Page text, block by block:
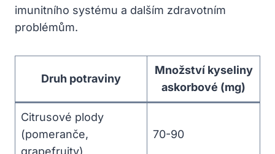
imunitního systému a dalším zdravotním
problémům.
Druh potraviny
Množství kyseliny
askorbové (mg)
Citrusové plody
(pomeranče,
grapefruity)
70-90